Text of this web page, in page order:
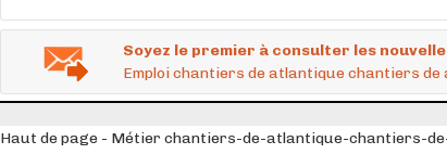
Soyez le premier à consulter les
Emploi chantiers de atlantique chantiers
Haut de page - Métier chantiers-de-atlantique-chantiers-